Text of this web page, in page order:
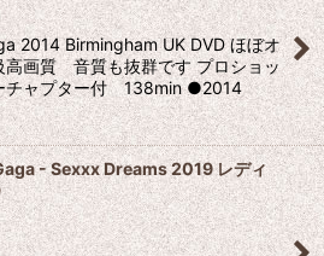
2014 Birmingham UK DVD ほぼオ
高画質 音質も抜群です プロショッ
ャプター付 138min ●2014
- Sexxx Dreams 2019 レディ